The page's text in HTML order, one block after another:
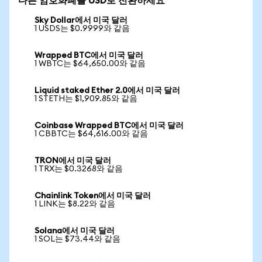
Sky Dollar에서 미국 달러
1 USDS는 $0.9999와 같음
Wrapped BTC에서 미국 달러
1 WBTC는 $64,650.00와 같음
Liquid staked Ether 2.0에서 미국 달러
1 STETH는 $1,909.85와 같음
Coinbase Wrapped BTC에서 미국 달러
1 CBBTC는 $64,616.00와 같음
TRON에서 미국 달러
1 TRX는 $0.3268와 같음
Chainlink Token에서 미국 달러
1 LINK는 $8.22와 같음
Solana에서 미국 달러
1 SOL는 $73.44와 같음